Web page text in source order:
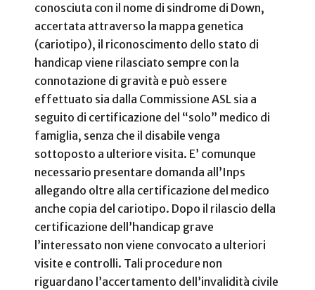
conosciuta con il nome di sindrome di Down,
accertata attraverso la mappa genetica
(cariotipo), il riconoscimento dello stato di
handicap viene rilasciato sempre con la
connotazione di gravità e può essere
effettuato sia dalla Commissione ASL sia a
seguito di certificazione del “solo” medico di
famiglia, senza che il disabile venga
sottoposto a ulteriore visita. E’ comunque
necessario presentare domanda all’Inps
allegando oltre alla certificazione del medico
anche copia del cariotipo. Dopo il rilascio della
certificazione dell’handicap grave
l’interessato non viene convocato a ulteriori
visite e controlli. Tali procedure non
riguardano l’accertamento dell’invalidità civile